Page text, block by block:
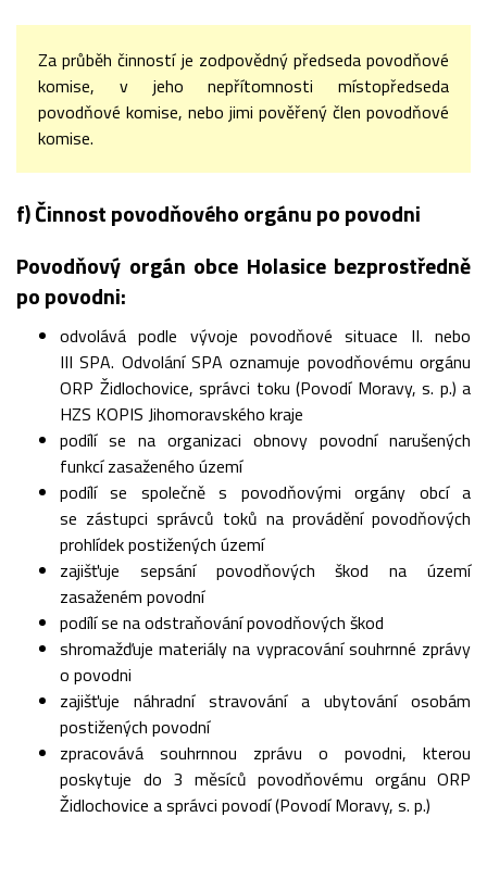
Za průběh činností je zodpovědný předseda povodňové
komise, v jeho nepřítomnosti místopředseda
povodňové komise, nebo jimi pověřený člen povodňové
komise.
f) Činnost povodňového orgánu po povodni
Povodňový orgán obce Holasice bezprostředně
po povodni:
odvolává podle vývoje povodňové situace II. nebo
III SPA. Odvolání SPA oznamuje povodňovému orgánu
ORP Židlochovice, správci toku (Povodí Moravy, s. p.) a
HZS KOPIS Jihomoravského kraje
podílí se na organizaci obnovy povodní narušených
funkcí zasaženého území
podílí se společně s povodňovými orgány obcí a
se zástupci správců toků na provádění povodňových
prohlídek postižených území
zajišťuje sepsání povodňových škod na území
zasaženém povodní
podílí se na odstraňování povodňových škod
shromažďuje materiály na vypracování souhrnné zprávy
o povodni
zajišťuje náhradní stravování a ubytování osobám
postižených povodní
zpracovává souhrnnou zprávu o povodni, kterou
poskytuje do 3 měsíců povodňovému orgánu ORP
Židlochovice a správci povodí (Povodí Moravy, s. p.)